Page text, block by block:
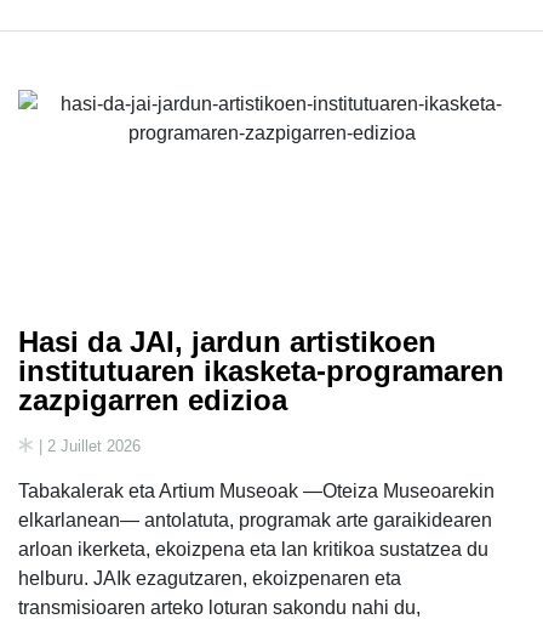
Hasi da JAI, jardun artistikoen
institutuaren ikasketa-programaren
zazpigarren edizioa
| 2 Juillet 2026
Tabakalerak eta Artium Museoak —Oteiza Museoarekin
elkarlanean— antolatuta, programak arte garaikidearen
arloan ikerketa, ekoizpena eta lan kritikoa sustatzea du
helburu. JAIk ezagutzaren, ekoizpenaren eta
transmisioaren arteko loturan sakondu nahi du,